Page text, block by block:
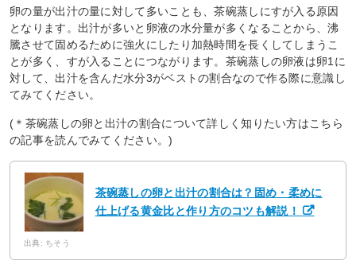
卵の量が出汁の量に対して多いことも、茶碗蒸しにすが入る原因
となります。出汁が多いと卵液の水分量が多くなることから、沸
騰させて固めるために強火にしたり加熱時間を長くしてしまうこ
とが多く、すが入ることにつながります。茶碗蒸しの卵液は卵1に
対して、出汁を含んだ水分3がベストの割合なので作る際に意識し
てみてください。
(＊茶碗蒸しの卵と出汁の割合について詳しく知りたい方はこちら
の記事を読んでみてください。)
茶碗蒸しの卵と出汁の割合は？固め・柔めに
仕上げる黄金比と作り方のコツも解説！
出典: ちそう